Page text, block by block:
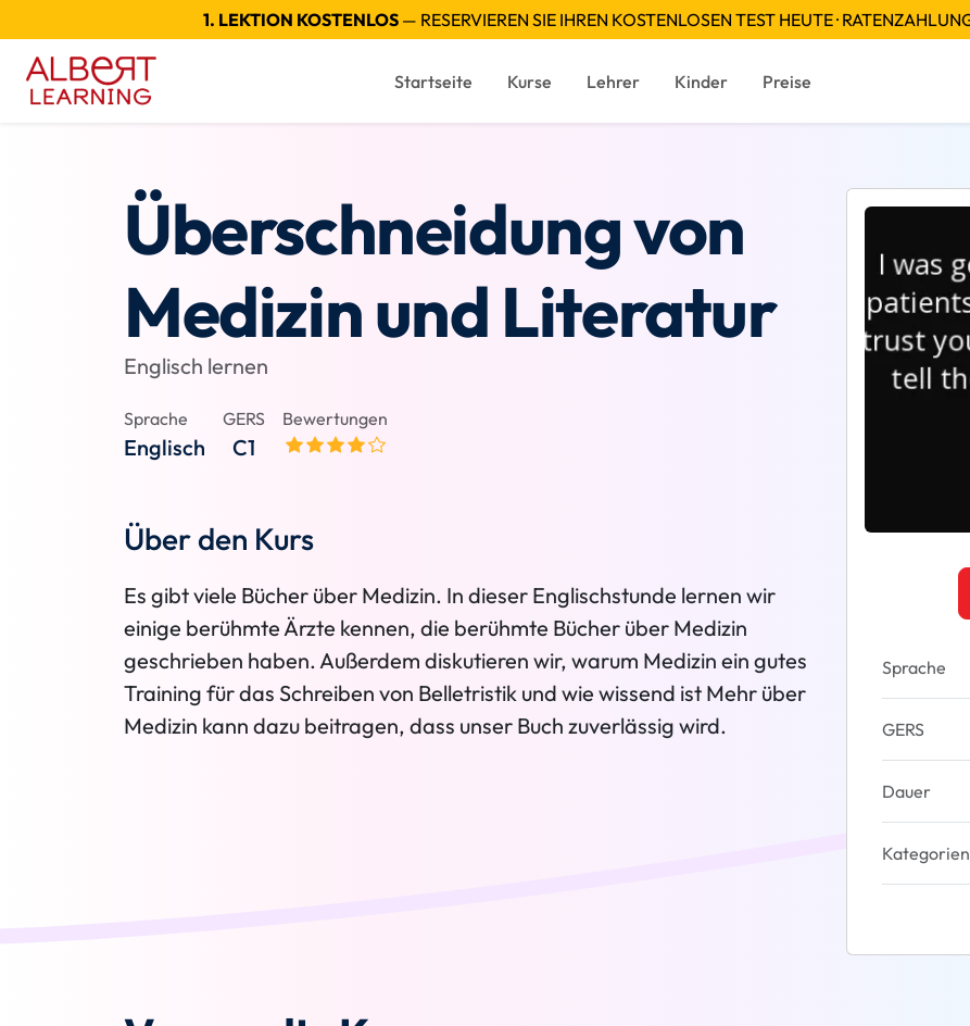
1. LEKTION KOSTENLOS — RESERVIEREN SIE IHREN KOSTENLOSEN TEST HEUTE ·
Startseite Kurse Lehrer Kinder Preise
Überschneidung von
Medizin und Literatur
Englisch lernen
Sprache
Englisch
GERS
C1
Bewertungen
Über den Kurs
Es gibt viele Bücher über Medizin. In dieser Englischstunde lernen wir
einige berühmte Ärzte kennen, die berühmte Bücher über Medizin
geschrieben haben. Außerdem diskutieren wir, warum Medizin ein gutes
Training für das Schreiben von Belletristik und wie wissend ist Mehr über
Medizin kann dazu beitragen, dass unser Buch zuverlässig wird.
Sprache
GERS
Dauer
Kategorien